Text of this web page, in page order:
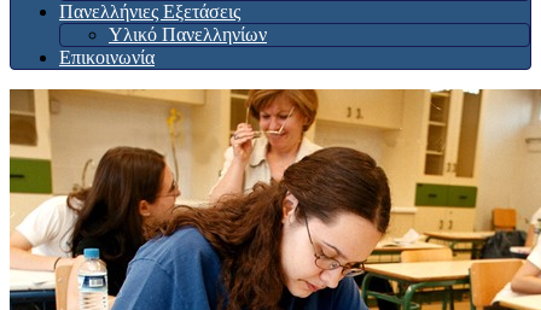
Πανελλήνιες Εξετάσεις
Υλικό Πανελληνίων
Επικοινωνία